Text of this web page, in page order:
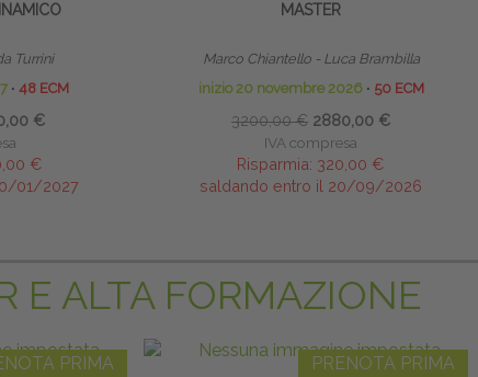
Turrini
∙ 48 ECM
€
€
01/2027
MASTER
Marco Chiantello - Luca Brambilla
inizio 20 novembre 2026 ∙ 50 ECM
3200,00 € 2880,00 €
IVA compresa
Risparmia: 320,00 €
saldando entro il 20/09/2026
E ALTA FORMAZIONE
PRIMA PRENOTA PRIMA